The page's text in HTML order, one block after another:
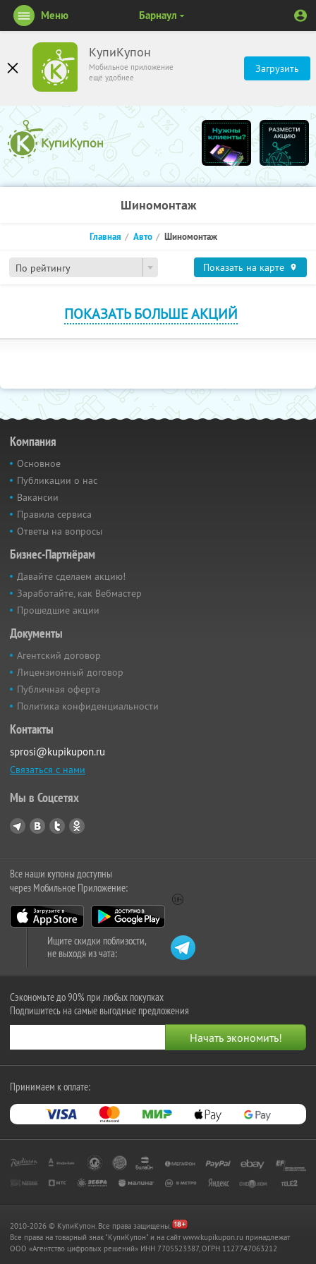
КупиКупон
Мобильное приложение
ещё удобнее
Загрузить
Меню Барнаул
Шиномонтаж
По рейтингу
Главная Авто Шиномонтаж
Показать на карте
ПОКАЗАТЬ БОЛЬШЕ АКЦИЙ
Компания
Основное
Публикации о нас
Вакансии
Правила сервиса
Ответы на вопросы
Бизнес-Партнёрам
Давайте сделаем акцию!
Заработайте, как Вебмастер
Прошедшие акции
Документы
Агентский договор
Лицензионный договор
Публичная оферта
Политика конфиденциальности
Контакты
sprosi@kupikupon.ru
Связаться с нами
Мы в Соцсетях
Все наши купоны доступны
через Мобильное Приложение:
Ищите скидки поблизости,
не выходя из чата:
Сэкономьте до 90% при любых покупках
Подпишитесь на самые выгодные предложения
Принимаем к оплате:
2010-2026 © КупиКупон. Все права защищены.
Все права на товарный знак "КупиКупон" и на сайт www.kupikupon.ru принадлежат
OOO «Агентство цифровых решений» ИНН 7705523387, ОГРН 1127747063212